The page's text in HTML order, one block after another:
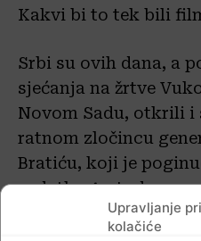
Upravljanje
kolačiće
Kakvi bi to tek bili
Srbi su ovih dana, a
sjećanja na žrtve
Novom Sadu, otkrili i
ratnom zločincu
Bratiću, koji je
zadatku 4. studenoga